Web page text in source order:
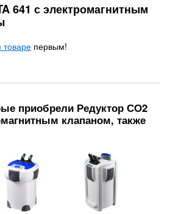
641 с электромагнитным
товаре первым!
приобрели Редуктор СО2
клапаном, также